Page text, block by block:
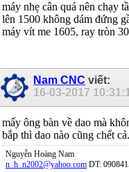
máy nhẹ cân quá nên chạy
lên 1500 không dám đứng
máy vít me 1605, ray tròn
Nam CNC viết:
16-03-2017
mấy ông bàn về dao mà
bắp thì dao nào cũng chết cả.
Nguyễn Hoàng Nam
n_h_n2002@yahoo.com DT: